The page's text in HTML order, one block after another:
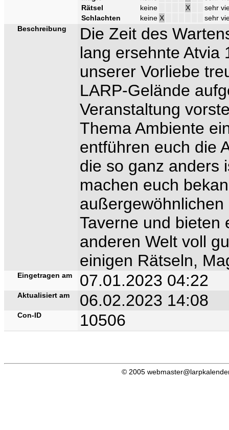
Rätsel
keine X
sehr
Schlachten
keine X
sehr
Beschreibung
Die Zeit des
lang ersehnte Atvia
unserer Vorliebe
LARP-Gelände
Veranstaltung
Thema Ambiente
entführen euch die
die so ganz anders
machen euch
Taverne und bieten
anderen Welt voll
einigen Rätseln,
Eingetragen am 07.01.2023 04:22
Aktualisiert am 06.02.2023 14:08
Con-ID 10506
© 2005